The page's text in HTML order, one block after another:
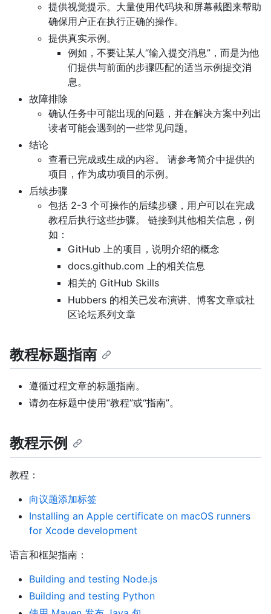
提供视觉提示。大量使用代码块和屏幕截图来帮助
确保用户正在执行正确的操作。
提供真实示例。
例如，不要让某人“输入提交消息”，而是为他
们提供与前面的步骤匹配的适当示例提交消
息。
故障排除
确认任务中可能出现的问题，并在解决方案中列出
读者可能会遇到的一些常见问题。
结论
查看已完成或生成的内容。 请参考简介中提供的
项目，作为成功项目的示例。
后续步骤
包括 2-3 个可操作的后续步骤，用户可以在完成
教程后执行这些步骤。 链接到其他相关信息，例
如：
GitHub 上的项目，说明介绍的概念
docs.github.com 上的相关信息
相关的 GitHub Skills
Hubbers 的相关已发布演讲、博客文章或社
区论坛系列文章
教程标题指南
遵循过程文章的标题指南。
请勿在标题中使用“教程”或“指南”。
教程示例
教程：
向议题添加标签
Installing an Apple certificate on macOS runners
for Xcode development
语言和框架指南：
Building and testing Node.js
Building and testing Python